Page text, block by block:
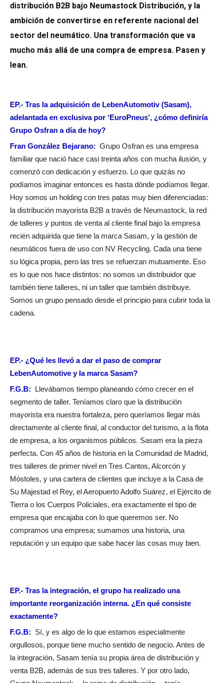
distribución B2B bajo Neumastock Distribución, y la
ambición de convertirse en referente nacional del
sector del neumático. Una transformación que va
mucho más allá de una compra de empresa. Pasen y
lean.
EP.- Tras la adquisición de LebenAutomotiv (Sasam),
adelantada en exclusiva por ‘EuroPneus’, ¿cómo definiría
Grupo Osfran a día de hoy?
Fran González Bejarano: Grupo Osfran es una empresa
familiar que nació hace casi treinta años con mucha ilusión, y
comenzó con dedicación y esfuerzo. Lo que quizás no
podíamos imaginar entonces es hasta dónde podíamos llegar.
Hoy somos un holding con tres patas muy bien diferenciadas:
la distribución mayorista B2B a través de Neumastock, la red
de talleres y puntos de venta al cliente final bajo la empresa
recién adquirida que tiene la marca Sasam, y la gestión de
neumáticos fuera de uso con NV Recycling. Cada una tiene
su lógica propia, pero las tres se refuerzan mutuamente. Eso
es lo que nos hace distintos: no somos un distribuidor que
también tiene talleres, ni un taller que también distribuye.
Somos un grupo pensado desde el principio para cubrir toda la
cadena.
EP.- ¿Qué les llevó a dar el paso de comprar
LebenAutomotive y la marca Sasam?
F.G.B: Llevábamos tiempo planeando cómo crecer en el
segmento de taller. Teníamos claro que la distribución
mayorista era nuestra fortaleza, pero queríamos llegar más
directamente al cliente final, al conductor del turismo, a la flota
de empresa, a los organismos públicos. Sasam era la pieza
perfecta. Con 45 años de historia en la Comunidad de Madrid,
tres talleres de primer nivel en Tres Cantos, Alcorcón y
Móstoles, y una cartera de clientes que incluye a la Casa de
Su Majestad el Rey, el Aeropuerto Adolfo Suárez, el Ejército de
Tierra o los Cuerpos Policiales, era exactamente el tipo de
empresa que encajaba con lo que queremos ser. No
compramos una empresa; sumamos una historia, una
reputación y un equipo que sabe hacer las cosas muy bien.
EP.- Tras la integración, el grupo ha realizado una
importante reorganización interna. ¿En qué consiste
exactamente?
F.G.B: Sí, y es algo de lo que estamos especialmente
orgullosos, porque tiene mucho sentido de negocio. Antes de
la integración, Sasam tenía su propia área de distribución y
venta B2B, además de sus tres talleres. Y por otro lado,